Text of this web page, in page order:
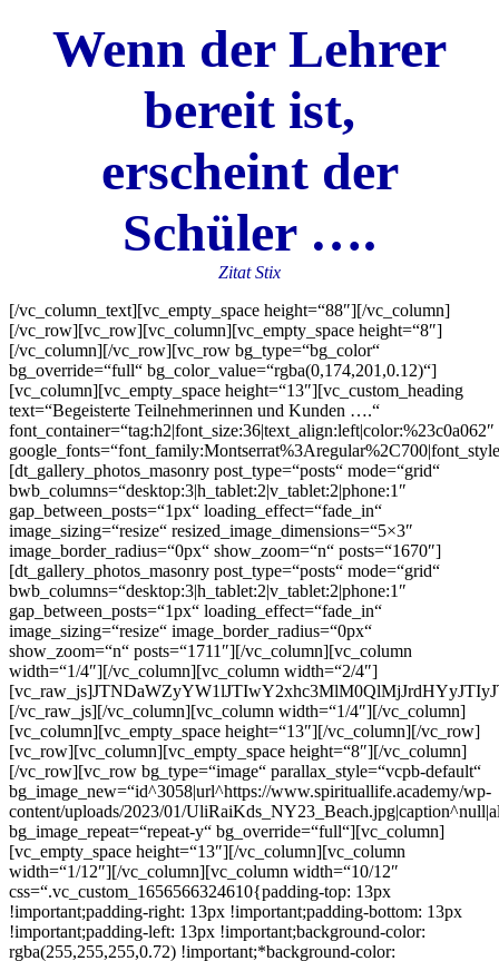
Wenn der Lehrer
bereit ist,
erscheint der
Schüler ….
Zitat Stix
[/vc_column_text][vc_empty_space height=“88″][/vc_column]
[/vc_row][vc_row][vc_column][vc_empty_space height=“8″]
[/vc_column][/vc_row][vc_row bg_type=“bg_color“
bg_override=“full“ bg_color_value=“rgba(0,174,201,0.12)“]
[vc_column][vc_empty_space height=“13″][vc_custom_heading
text=“Begeisterte Teilnehmerinnen und Kunden ….“
font_container=“tag:h2|font_size:36|text_align:left|color:%23c0a062″
[dt_gallery_photos_masonry post_type=“posts“ mode=“grid“
bwb_columns=“desktop:3|h_tablet:2|v_tablet:2|phone:1″
gap_between_posts=“1px“ loading_effect=“fade_in“
image_sizing=“resize“ resized_image_dimensions=“5×3″
image_border_radius=“0px“ show_zoom=“n“ posts=“1670″]
[dt_gallery_photos_masonry post_type=“posts“ mode=“grid“
bwb_columns=“desktop:3|h_tablet:2|v_tablet:2|phone:1″
gap_between_posts=“1px“ loading_effect=“fade_in“
image_sizing=“resize“ image_border_radius=“0px“
show_zoom=“n“ posts=“1711″][/vc_column][vc_column
width=“1/4″][/vc_column][vc_column width=“2/4″]
[/vc_raw_js][/vc_column][vc_column width=“1/4″][/vc_column]
[vc_column][vc_empty_space height=“13″][/vc_column][/vc_row]
[vc_row][vc_column][vc_empty_space height=“8″][/vc_column]
[/vc_row][vc_row bg_type=“image“ parallax_style=“vcpb-default“
bg_image_new=“id^3058|url^https://www.spirituallife.academy/wp-
content/uploads/2023/01/
bg_image_repeat=“repeat-y“ bg_override=“full“][vc_column]
[vc_empty_space height=“13″][/vc_column][vc_column
width=“1/12″][/vc_column][vc_column width=“10/12″
css=“.vc_custom_1656566324610{padding-top: 13px
!important;padding-right: 13px !important;padding-bottom: 13px
!important;padding-left: 13px !important;background-color:
rgba(255,255,255,0.72) !important;*background-color: